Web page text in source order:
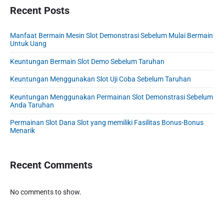
o
s
:
:
r
i
e
a
r
Recent Posts
Manfaat Bermain Mesin Slot Demonstrasi Sebelum Mulai Bermain
Untuk Uang
Keuntungan Bermain Slot Demo Sebelum Taruhan
Keuntungan Menggunakan Slot Uji Coba Sebelum Taruhan
Keuntungan Menggunakan Permainan Slot Demonstrasi Sebelum
Anda Taruhan
Permainan Slot Dana Slot yang memiliki Fasilitas Bonus-Bonus
Menarik
Recent Comments
No comments to show.